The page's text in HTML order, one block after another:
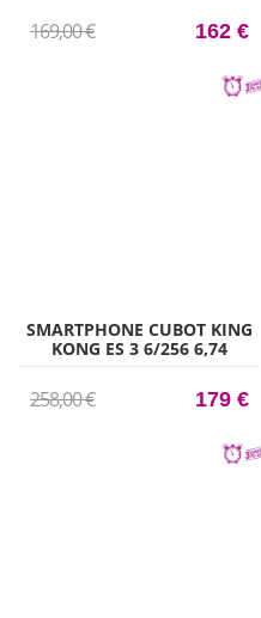
169,00 € 162 €
SMARTPHONE CUBOT KING
KONG ES 3 6/256 6,74
258,00 € 179 €